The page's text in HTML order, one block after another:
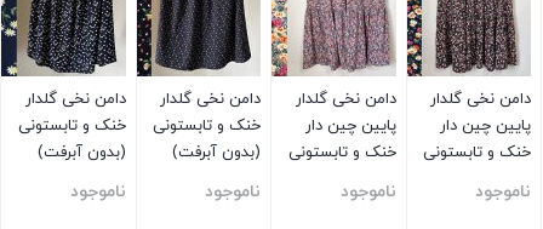
دامن نخی گلدار
پایین چین دار
خنک و تابستونی
مشکی
ناموجود
دامن نخی گلدار
پایین چین دار
خنک و تابستونی
توسی
ناموجود
دامن نخی گلدار
خنک و تابستونی
(بدون آبرفت)
ناموجود
دامن نخی گلدار
خنک و تابستونی
(بدون آبرفت)
ناموجود